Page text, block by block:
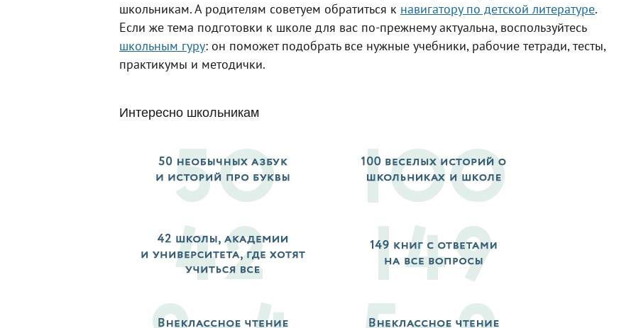
школьникам. А родителям советуем обратиться к навигатору по детской литературе.
Если же тема подготовки к школе для вас по-прежнему актуальна, воспользуйтесь
школьным гуру: он поможет подобрать все нужные учебники, рабочие тетради, тесты,
практикумы и методички.
Интересно школьникам